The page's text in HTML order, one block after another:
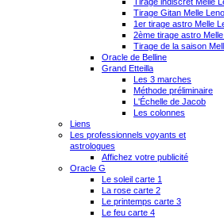
Tirage Gitan Melle
1er tirage astro Melle
2ème tirage astro
Tirage de la saison
Oracle de Belline
Grand Etteilla
Les 3 marches
Méthode préliminaire
L'Échelle de Jacob
Les colonnes
Liens
Les professionnels voyants et
astrologues
Affichez votre publicité
Oracle G
Le soleil carte 1
La rose carte 2
Le printemps carte 3
Le feu carte 4